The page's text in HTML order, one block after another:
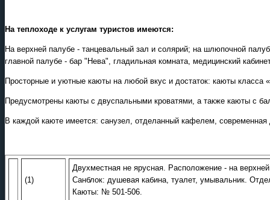
онлайн модуле
На теплоходе к услугам туристов имеются:
На верхней палубе - танцевальный зал и солярий; на шлюпочной
главной палубе - бар "Нева", гладильная комната, медицинский
Просторные и уютные каюты на любой вкус и достаток: каюты
Предусмотрены каюты с двуспальными кроватями, а также каюты с
В каждой каюте имеется: санузел, отделанный кафелем,
(1)
Двухместная не ярусная. Расположение - на
Санблок: душевая кабина, туалет, умывальник.
Каюты: № 501-506.